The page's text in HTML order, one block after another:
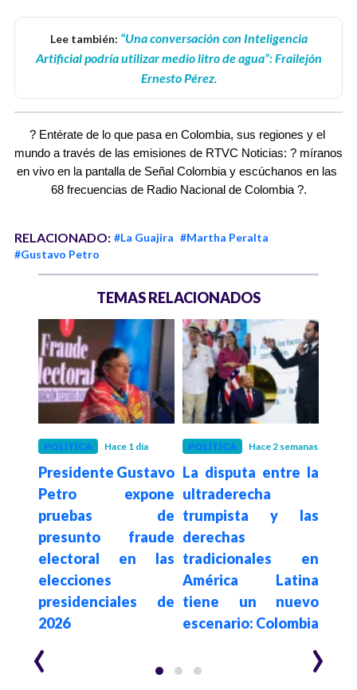
Lee también: “Una conversación con Inteligencia
Artificial podría utilizar medio litro de agua”: Frailejón
Ernesto Pérez.
? Entérate de lo que pasa en Colombia, sus regiones y el
mundo a través de las emisiones de RTVC Noticias: ? míranos
en vivo en la pantalla de Señal Colombia y escúchanos en las
68 frecuencias de Radio Nacional de Colombia ?.
RELACIONADO: #La Guajira #Martha Peralta
#Gustavo Petro
TEMAS RELACIONADOS
POLÍTICA Hace 1 día
Presidente Gustavo
Petro expone
pruebas de
presunto fraude
electoral en las
elecciones
presidenciales de
2026
POLÍTICA Hace 2 semanas
La disputa entre la
ultraderecha
trumpista y las
derechas
tradicionales en
América Latina
tiene un nuevo
escenario: Colombia
‹ ›